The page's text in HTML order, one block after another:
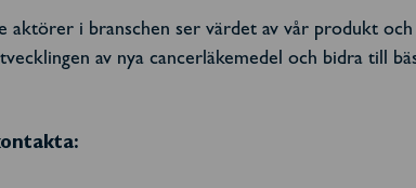
aktörer i branschen ser värdet av vår produkt
av nya cancerläkemedel och bidra till